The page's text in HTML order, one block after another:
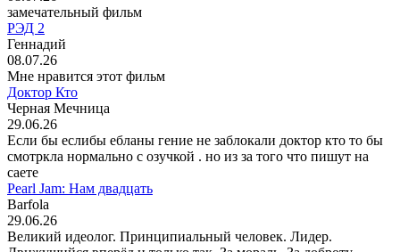
замечательный фильм
РЭД 2
Геннадий
08.07.26
Мне нравится этот фильм
Доктор Кто
Черная Мечница
29.06.26
Если бы еслибы ебланы гение не заблокали доктор кто то бы
смотркла нормально с озучкой . но из за того что пишут на
саете
Pearl Jam: Нам двадцать
Barfola
29.06.26
Великий идеолог. Принципиальный человек. Лидер.